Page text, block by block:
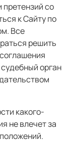
претензий со
к Сайту по
Все
решить
орган
какого-
не влечет за